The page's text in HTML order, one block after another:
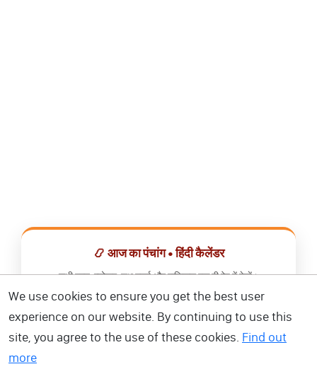
📿 आज का पंचांग • हिंदी कैलेंडर
सभी व्रत, त्योहार, शुभ मुहूर्त और राशिफल एक ही ऐप में देखें।
📅 हिंदी कैलेंडर ऐप डाउनलोड करें
We use cookies to ensure you get the best user
experience on our website. By continuing to use this
site, you agree to the use of these cookies. Find out
more